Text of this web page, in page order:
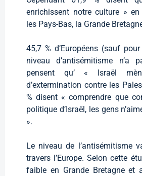
enrichissent notre culture »
les Pays-Bas, la Grande
45,7 % d’Européens (sauf
niveau d’antisémitisme n’a
pensent qu’ « Israël
d’extermination contre les
% disent « comprendre que
politique d’Israël, les gens
».
Le niveau de l’antisémitisme
travers l’Europe. Selon cette
faible en Grande Bretagne et